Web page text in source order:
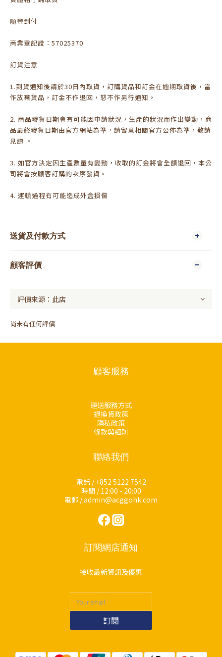
順豐到付
商業登記證：57025370
訂貨注意
1.到貨通知後請於30日內取貨，訂購貨品和訂金在逾期取貨後，當
作放棄貨品，訂金不作退回，恕不作另行通知。
2. 商品發貨日期會有可能因申請狀況，生產的狀況而作出變動，商
品最終發貨日期由官方網站為準，請留意相關官方公佈為準，敬請
見諒 。
3. 如官方決定因生產數量有變動，收取的訂金將會全額退回，本公
司將會按顧客訂購的次序發貨。
4. 運輸過程有可能造成外盒損傷
送貨及付款方式
顧客評價
尚未有任何評價
顧客服務
運送服務方式
退換貨政策
隱私政策
條款與細則
聯絡我們
電話 / +852 5122 7542
時間 / 12:00 - 20:00
電郵 / admin@acggohk.com
訂閱網店通知
接收最新資訊及優惠
訂閱